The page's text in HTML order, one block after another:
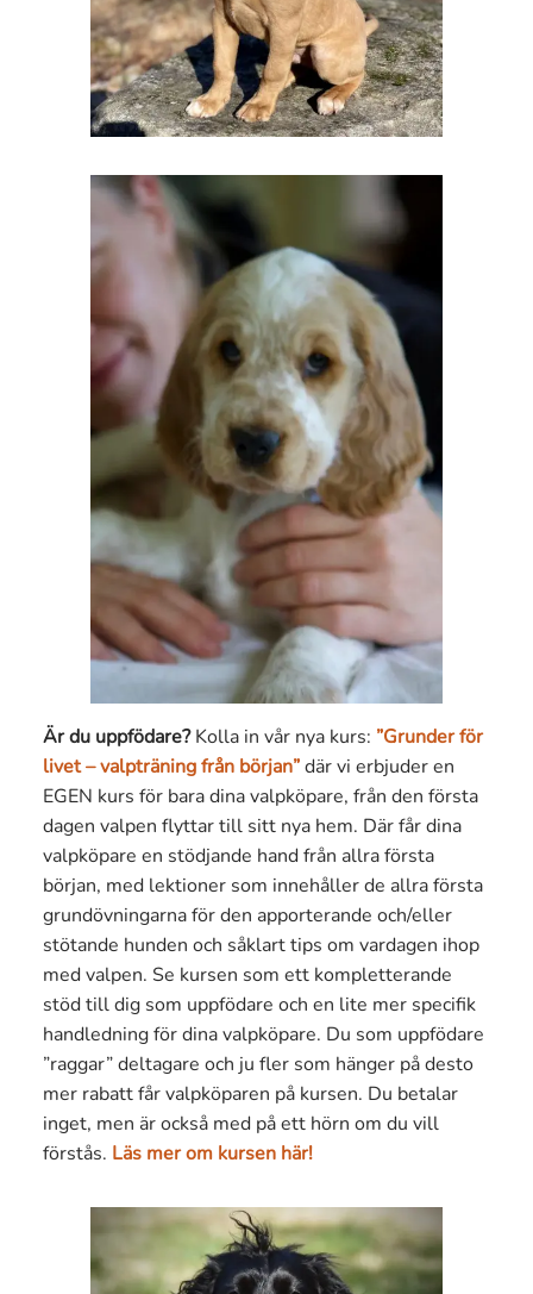
Är du uppfödare?Kolla in vår nya kurs: ”Grunder för
livet – valpträning från början”där vi erbjuder en
EGEN kurs för bara dina valpköpare, från den första
dagen valpen flyttar till sitt nya hem. Där får dina
valpköpare en stödjande hand från allra första
början, med lektioner som innehåller de allra första
grundövningarna för den apporterande och/eller
stötande hunden och såklart tips om vardagen ihop
med valpen. Se kursen som ett kompletterande
stöd till dig som uppfödare och en lite mer specifik
handledning för dina valpköpare. Du som uppfödare
”raggar” deltagare och ju fler som hänger på desto
mer rabatt får valpköparen på kursen. Du betalar
inget, men är också med på ett hörn om du vill
förstås. Läs mer om kursen här!